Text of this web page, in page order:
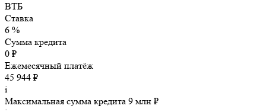
ВТБ
Ставка
6 %
Сумма кредита
0 ₽
Ежемесячный платёж
45 944 ₽
i
Максимальная сумма кредита 9 млн ₽